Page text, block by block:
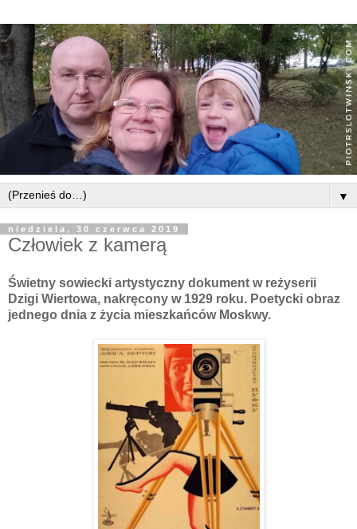
▼
niedziela, 30 czerwca 2019
Człowiek z kamerą
Świetny sowiecki artystyczny dokument w reżyserii
Dzigi Wiertowa, nakręcony w 1929 roku. Poetycki obraz
jednego dnia z życia mieszkańców Moskwy.